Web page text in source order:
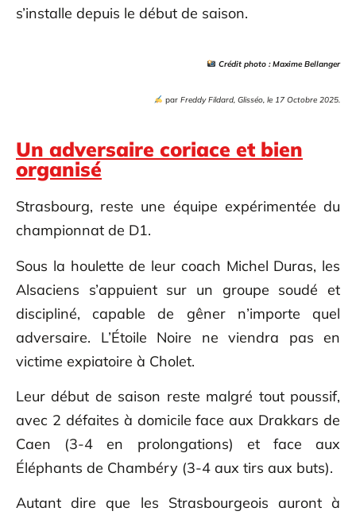
s’installe depuis le début de saison.
Crédit photo : Maxime Bellanger
par Freddy Fildard, Glisséo, le 17 Octobre 2025.
Un adversaire coriace et bien
organisé
Strasbourg, reste une équipe expérimentée du
championnat de D1.
Sous la houlette de leur coach Michel Duras, les
Alsaciens s’appuient sur un groupe soudé et
discipliné, capable de gêner n’importe quel
adversaire. L’Étoile Noire ne viendra pas en
victime expiatoire à Cholet.
Leur début de saison reste malgré tout poussif,
avec 2 défaites à domicile face aux Drakkars de
Caen (3-4 en prolongations) et face aux
Éléphants de Chambéry (3-4 aux tirs aux buts).
Autant dire que les Strasbourgeois auront à